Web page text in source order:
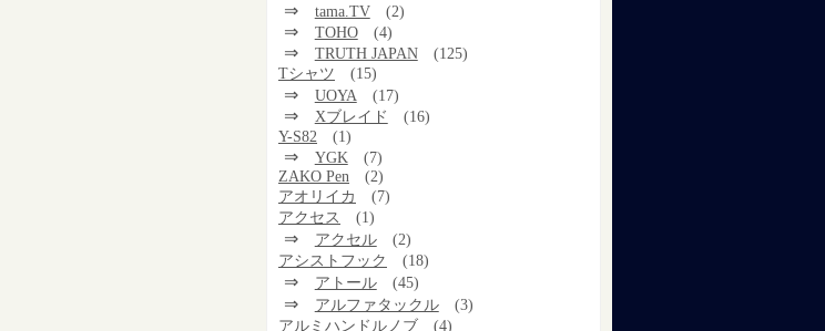
⇒ tama.TV (2)
⇒ TOHO (4)
⇒ TRUTH JAPAN
(125)
Tシャツ
(15)
⇒ UOYA (17)
⇒ Xブレイド
(16)
Y-S82
(1)
⇒ YGK
(7)
ZAKO Pen
(2)
アオリイカ
(7)
アクセス
(1)
⇒ アクセル
(2)
アシストフック
(18)
⇒ アトール (45)
⇒ アルファタックル
(3)
アルミハンドルノブ
(4)